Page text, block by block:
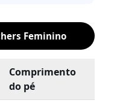
Feminino
Comprimento
do pé